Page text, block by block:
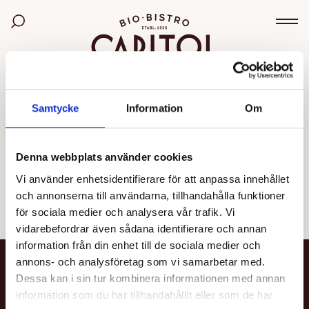
Samtycke Information Om
Denna webbplats använder cookies
Vi använder enhetsidentifierare för att anpassa innehållet
och annonserna till användarna, tillhandahålla funktioner
för sociala medier och analysera vår trafik. Vi
vidarebefordrar även sådana identifierare och annan
information från din enhet till de sociala medier och
annons- och analysföretag som vi samarbetar med.
Dessa kan i sin tur kombinera informationen med annan
information som du har tillhandahållit eller som de har
Bio Capitol
Sök bland filmer
OGILTIG VISNING
längre att boka.
Se alla filmer
NYHETSBREV